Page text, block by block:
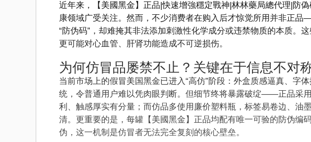
近年来，【美國黑金】正品|快速增強穩定戰神|林林藥局總代理|防
康领域广受关注。然而，不少消费者在购入后才惊觉所用并非正
“防伪码”，却难掩其非法添加刺激性化学成分或违禁物质的本质。
更可能对心血管、肝肾功能造成不可逆损伤。
为何仿冒品屡禁不止？关键在于信息不对
当前市场上的假冒美国黑金已进入“高仿”阶段：外盒质感逼真、字
统，令普通用户难以凭肉眼判断。但细节终将暴露破绽——正品采
利、触感厚实有分量；而仿品多使用廉价塑料瓶，标签易卷边、油
清。更重要的是，每罐【美國黑金】正品均配有唯一可验的防伪编
伪，这一机制是仿冒者无法完全复刻的核心壁垒。